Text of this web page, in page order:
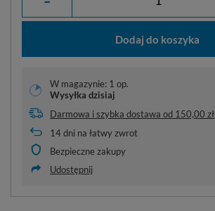
Dodaj do koszyka
W magazynie: 1 op.
Wysyłka dzisiaj
Darmowa i szybka dostawa od 150,00 zł
14dni na łatwy zwrot
Bezpieczne zakupy
Udostępnij